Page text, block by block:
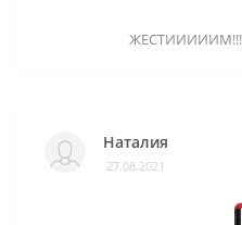
ЖЕСТИИИИИМ!!!
Наталия
27.08.2021